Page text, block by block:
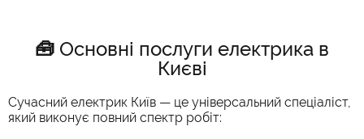
🧰 Основні послуги електрика в
Києві
Сучасний електрик Київ — це універсальний спеціаліст,
який виконує повний спектр робіт: